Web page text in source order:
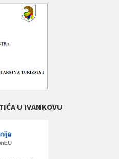
U IVANKOVU